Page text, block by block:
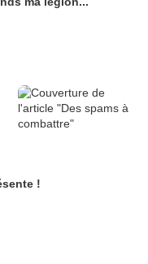
présente !